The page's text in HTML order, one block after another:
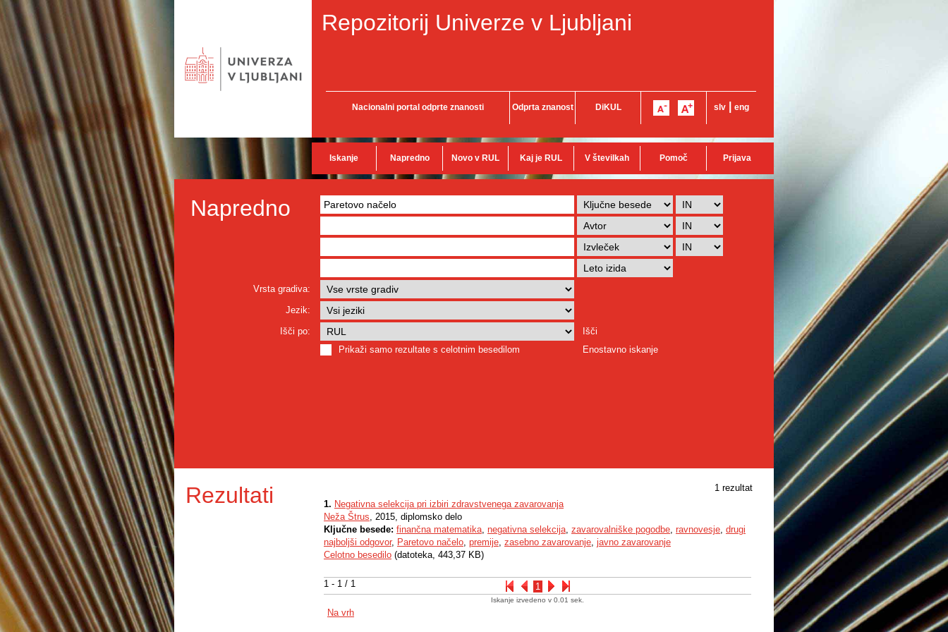
Repozitorij Univerze v Ljubljani
Nacionalni portal odprte znanosti Odprta znanost DiKUL slv eng
Iskanje Napredno Novo v RUL Kaj je RUL V številkah Pomoč Prijava
Napredno
Vrsta gradiva:
Jezik:
Išči po:
Išči
Prikaži samo rezultate s celotnim besedilom
Enostavno iskanje
Rezultati 1 rezultat
1 - 1 / 1 1
1. Negativna selekcija pri izbiri zdravstvenega zavarovanja
Neža Štrus, 2015, diplomsko delo
Ključne besede: finančna matematika, negativna selekcija, zavarovalniške pogodbe, ravnovesje, drugi
najboljši odgovor, Paretovo načelo, premije, zasebno zavarovanje, javno zavarovanje
Celotno besedilo (datoteka, 443,37 KB)
Iskanje izvedeno v 0.01 sek.
Na vrh